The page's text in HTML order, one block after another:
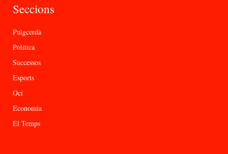
Seccions
Puigcerdà
Política
Successos
Esports
Oci
Economia
El Temps